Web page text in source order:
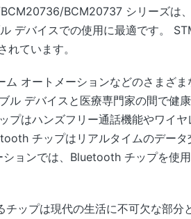
BCM20737 シリーズは、
デバイスでの使用に最適です。
ています。
オートメーションなどのさまざま
デバイスと医療専門家の間で健
はハンズフリー通話機能やワイ
チップはリアルタイムのデー
ョンでは、Bluetooth チップを使
ップは現代の生活に不可欠な部分